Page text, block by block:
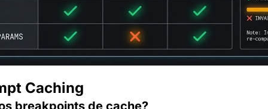
Caching
breakpoints de cache?